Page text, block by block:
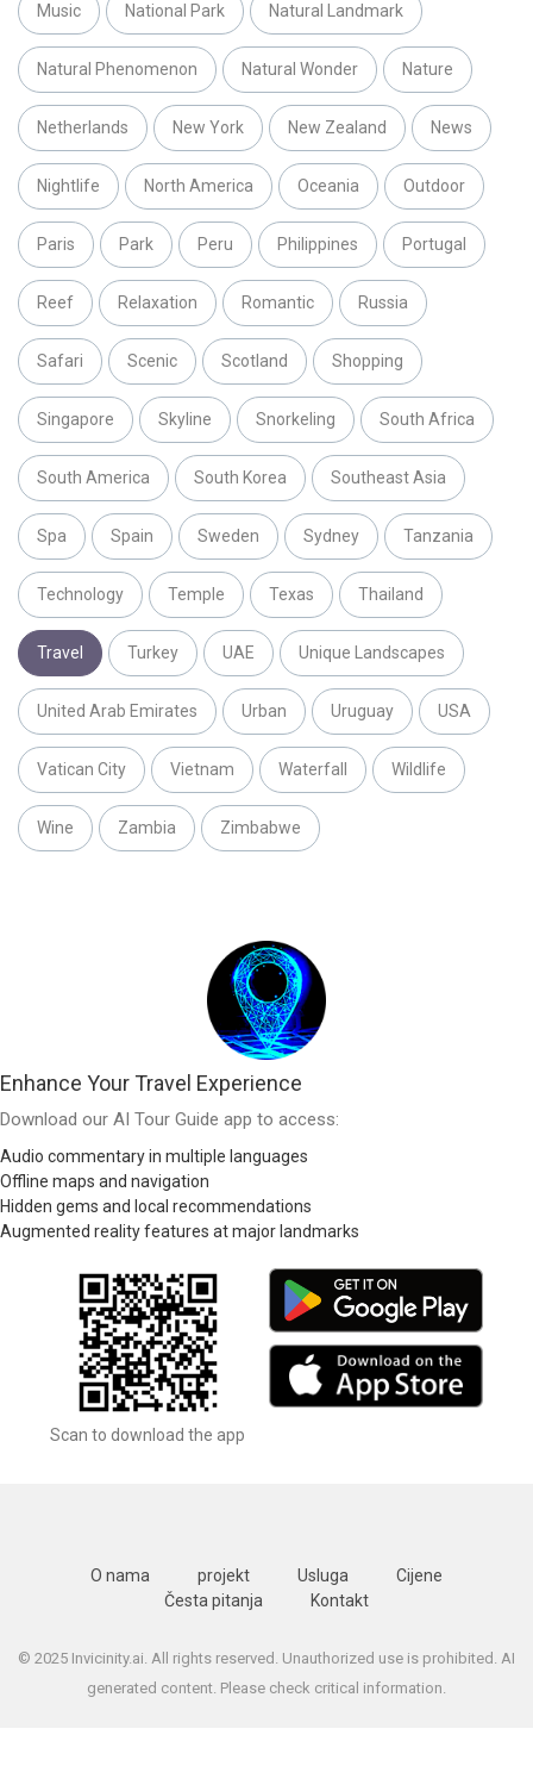
Music National Park Natural Landmark
Natural Phenomenon Natural Wonder Nature
Netherlands New York New Zealand News
Nightlife North America Oceania Outdoor
Paris Park Peru Philippines Portugal
Reef Relaxation Romantic Russia
Safari Scenic Scotland Shopping
Singapore Skyline Snorkeling South Africa
South America South Korea Southeast Asia
Spa Spain Sweden Sydney Tanzania
Technology Temple Texas Thailand
Travel Turkey UAE Unique Landscapes
United Arab Emirates Urban Uruguay USA
Vatican City Vietnam Waterfall Wildlife
Wine Zambia Zimbabwe
Enhance Your Travel Experience
Download our AI Tour Guide app to access:
Audio commentary in multiple languages
Offline maps and navigation
Hidden gems and local recommendations
Augmented reality features at major landmarks
Scan to download the app
O nama projekt Usluga
Cijene
Česta pitanja
Kontakt
© 2025 Invicinity.ai. All rights reserved. Unauthorized use is prohibited. AI
generated content. Please check critical information.